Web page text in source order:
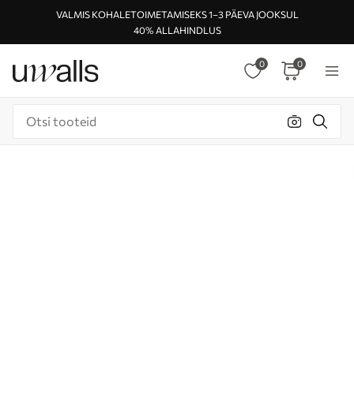
VALMIS KOHALETOIMETAMISEKS 1–3 PÄEVA JOOKSUL
40% ALLAHINDLUS
0 0